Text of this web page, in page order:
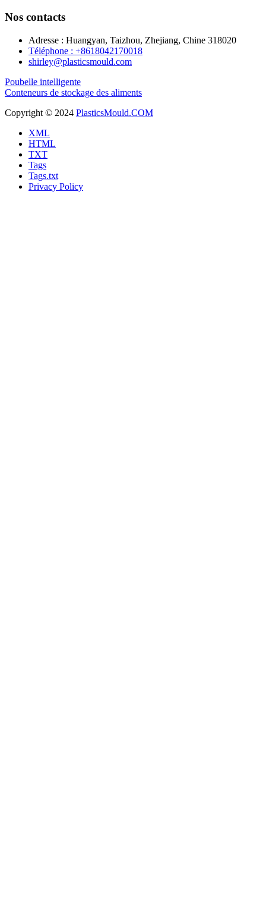
Nos contacts
Adresse : Huangyan, Taizhou, Zhejiang, Chine 318020
Téléphone : +8618042170018
shirley@plasticsmould.com
Poubelle intelligente
Conteneurs de stockage des aliments
Copyright © 2024 PlasticsMould.COM
XML
HTML
TXT
Tags
Tags.txt
Privacy Policy